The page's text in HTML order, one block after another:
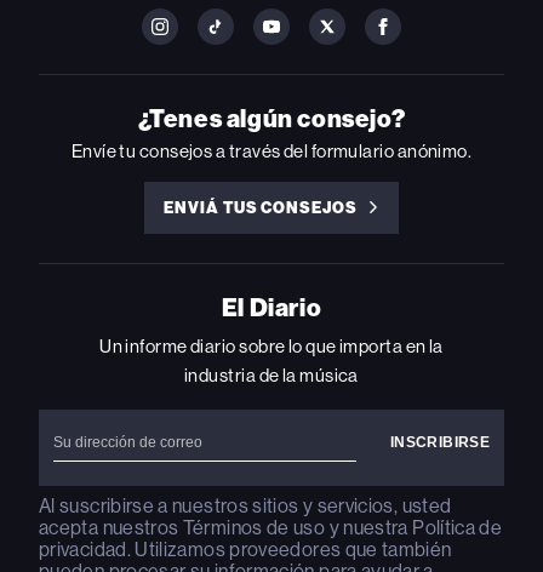
FOLLOW
ON
INSTAGRAM
FOLLOW
ON
YOUTUBE
FOLLOW
ON
YOUTUBE
FOLLOW
ON
FOLLOW
ON
FACEBOOK
¿Tenes algún consejo?
Envíe tu consejos a través del formulario anónimo.
ENVIÁ TUS CONSEJOS
ENVIÁ
TUS
CONSEJOS
El Diario
Un informe diario sobre lo que importa en la
industria de la música
Al suscribirse a nuestros sitios y servicios, usted
acepta nuestros Términos de uso y nuestra Política de
privacidad. Utilizamos proveedores que también